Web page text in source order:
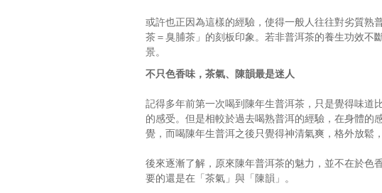
或許也正因為這樣的經驗，使得一般人往往對劣質熟
茶＝臭脯茶」的刻板印象。若非普洱茶的養生功效不
景。
不只色香味，茶氣、陳韻最是迷人
記得多年前第一次喝到陳年生普洱茶，只是覺得味道
的感受。但是相較於過去喝熟普洱的經驗，在身體
覺，而喝陳年生普洱之後只覺得神清氣爽，格外放鬆
後來逐漸了解，原來陳年普洱茶的魅力，並不在於色
要的還是在「茶氣」與「陳韻」。